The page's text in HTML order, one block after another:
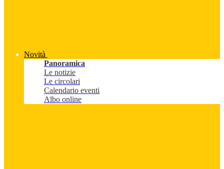
Novità
Panoramica
Le notizie
Le circolari
Calendario eventi
Albo online